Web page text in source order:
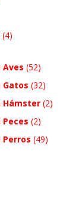
(4)
(52)
Gatos (32)
Hámster (2)
(2)
(49)